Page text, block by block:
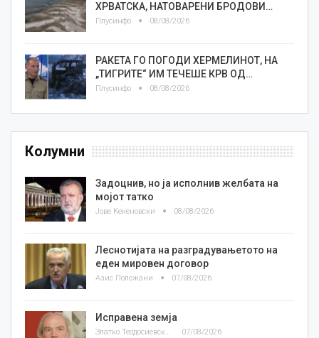
ХРВАТСКА, НАТОВАРЕНИ БРОДОВИ…
Плусинфо 08/08/2026
РАКЕТА ГО ПОГОДИ ХЕРМЕЛИНОТ, НА
„ТИГРИТЕ“ ИМ ТЕЧЕШЕ КРВ ОД…
Плусинфо 08/08/2026
Колумни
Задоцнив, но ја исполнив желбата на
мојот татко
Јове Кекеновски 08/08/2026
Леснотијата на разградувањетото на
еден мировен договор
Азис Положани 07/08/2026
Исправена земја
Златко Теодосиевски 07/08/2026